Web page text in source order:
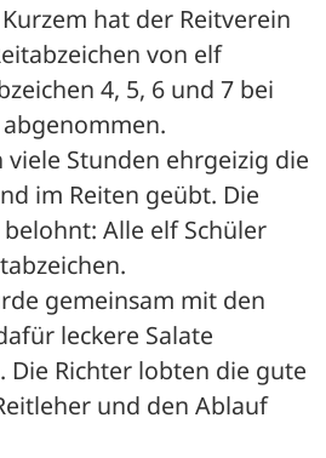
hat der Reitverein
von elf
4, 5, 6 und 7 bei
viele Stunden ehrgeizig die
im Reiten geübt. Die
Alle elf Schüler
gemeinsam mit den
leckere Salate
Richter lobten die gute
und den Ablauf